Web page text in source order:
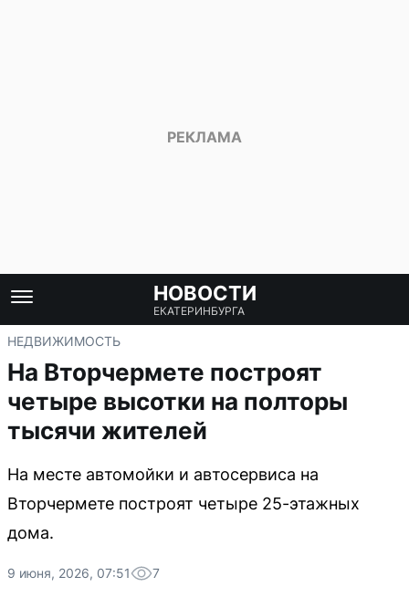
НОВОСТИ
ЕКАТЕРИНБУРГА
НЕДВИЖИМОСТЬ
На Вторчермете построят
четыре высотки на полторы
тысячи жителей
На месте автомойки и автосервиса на
Вторчермете построят четыре 25-этажных
дома.
9 июня, 2026, 07:51 7